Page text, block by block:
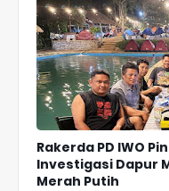
Rakerda PD IWO
Investigasi Dapur
Merah Putih